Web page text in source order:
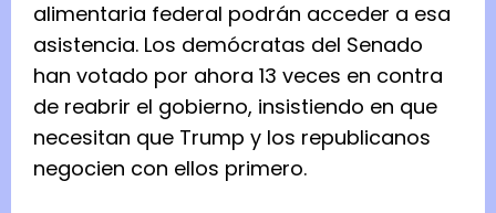
alimentaria federal podrán acceder a esa
asistencia. Los demócratas del Senado
han votado por ahora 13 veces en contra
de reabrir el gobierno, insistiendo en que
necesitan que Trump y los republicanos
negocien con ellos primero.